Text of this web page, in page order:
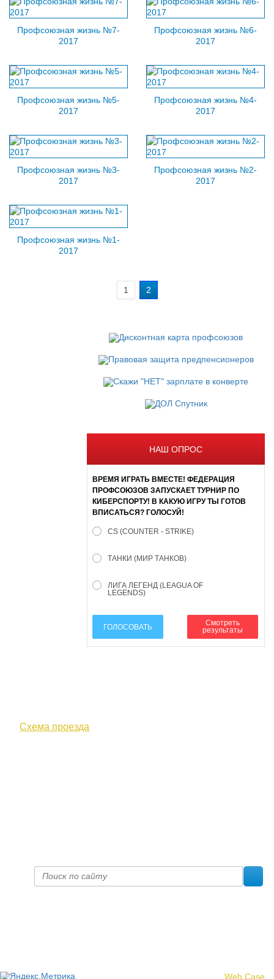
Профсоюзная жизнь №7-
2017
Профсоюзная жизнь №6-
2017
Профсоюзная жизнь №5-
2017
Профсоюзная жизнь №4-
2017
Профсоюзная жизнь №3-
2017
Профсоюзная жизнь №2-
2017
Профсоюзная жизнь №1-
2017
1 2
НАШ ОПРОС
ВРЕМЯ ИГРАТЬ ВМЕСТЕ! ФЕДЕРАЦИЯ
ПРОФСОЮЗОВ ЗАПУСКАЕТ ТУРНИР ПО
КИБЕРСПОРТУ! В КАКУЮ ИГРУ ТЫ ГОТОВ
ВПИСАТЬСЯ? ГОЛОСУЙ!
CS (COUNTER - STRIKE)
ТАНКИ (МИР ТАНКОВ)
ЛИГА ЛЕГЕНД (LEAGUA OF
LEGENDS)
ГОЛОСОВАТЬ
Смотреть
результаты
Схема проезда
Web Case